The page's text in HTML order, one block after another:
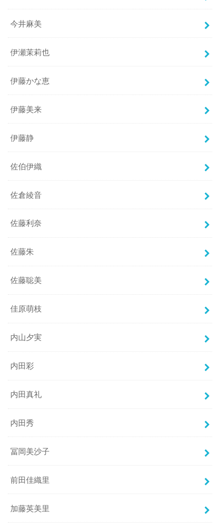
今井麻美
伊瀬茉莉也
伊藤かな恵
伊藤美来
伊藤静
佐伯伊織
佐倉綾音
佐藤利奈
佐藤朱
佐藤聡美
佳原萌枝
内山夕実
内田彩
内田真礼
内田秀
冨岡美沙子
前田佳織里
加藤英美里